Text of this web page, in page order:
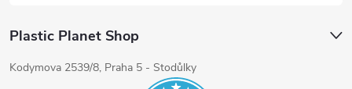
Plastic Planet Shop
Kodymova 2539/8, Praha 5 - Stodůlky